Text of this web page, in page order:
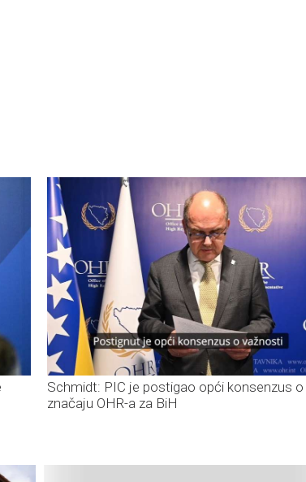
Schmidt: PIC je postigao opći konsenzus o
značaju OHR-a za BiH